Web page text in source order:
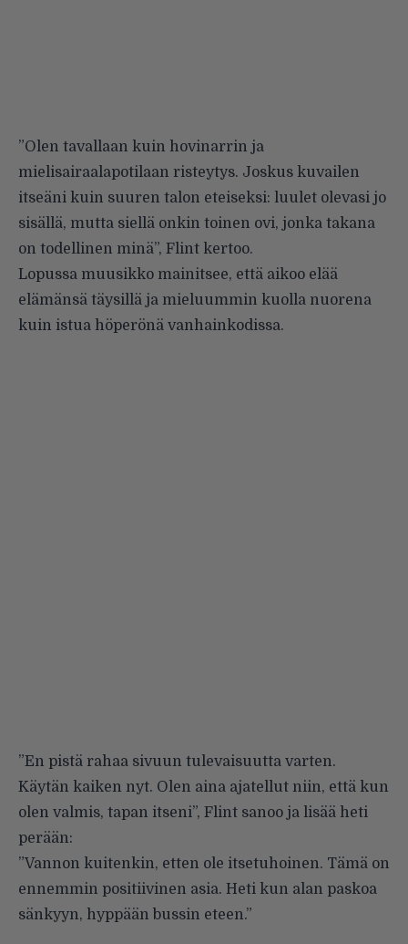
”Olen tavallaan kuin hovinarrin ja
mielisairaalapotilaan risteytys. Joskus kuvailen
itseäni kuin suuren talon eteiseksi: luulet olevasi jo
sisällä, mutta siellä onkin toinen ovi, jonka takana
on todellinen minä”, Flint kertoo.
Lopussa muusikko mainitsee, että aikoo elää
elämänsä täysillä ja mieluummin kuolla nuorena
kuin istua höperönä vanhainkodissa.
”En pistä rahaa sivuun tulevaisuutta varten.
Käytän kaiken nyt. Olen aina ajatellut niin, että kun
olen valmis, tapan itseni”, Flint sanoo ja lisää heti
perään:
”Vannon kuitenkin, etten ole itsetuhoinen. Tämä on
ennemmin positiivinen asia. Heti kun alan paskoa
sänkyyn, hyppään bussin eteen.”